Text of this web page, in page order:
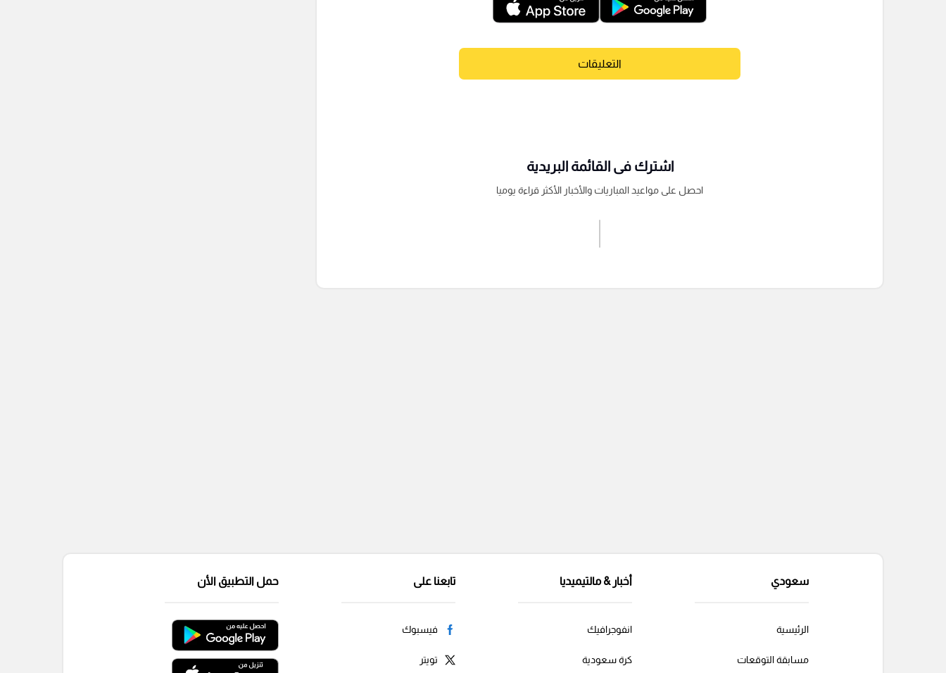
التعليقات
اشترك فى القائمة البريدية
احصل على مواعيد المباريات والأخبار الأكثر قراءة يوميا
سعودي
الرئيسية
مسابقة التوقعات
أخبار & مالتيميديا
انفوجرافيك
كرة سعودية
تابعنا على
فيسبوك
تويتر
حمل التطبيق الأن